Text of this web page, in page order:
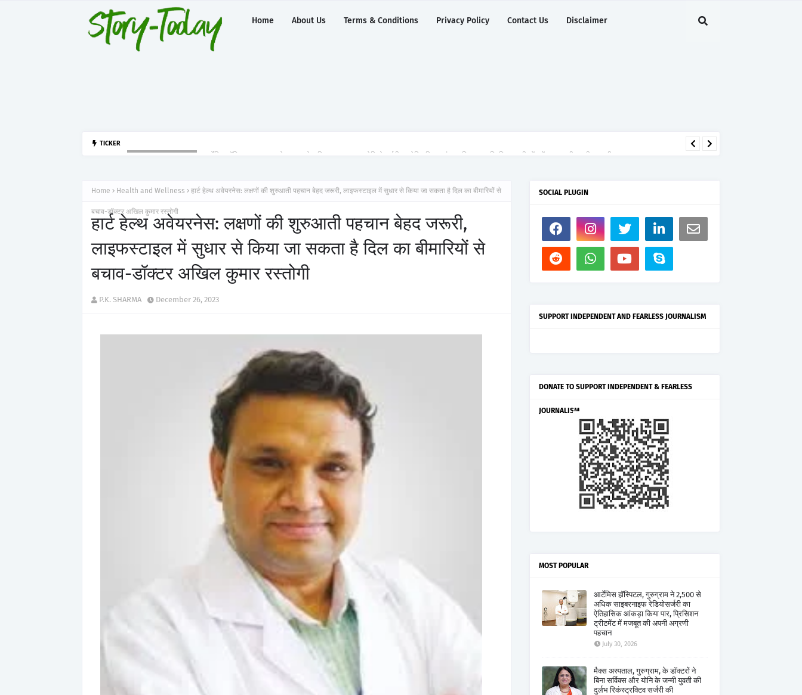
Home About Us Terms & Conditions Privacy Policy Contact Us Disclaimer
TICKER
Home Health and Wellness हार्ट हेल्थ अवेयरनेस: लक्षणों की शुरुआती पहचान बेहद जरूरी, लाइफस्टाइल में सुधार से किया जा सकता है दिल का बीमारियों से
बचाव-डॉक्टर अखिल कुमार रस्तोगी
हार्ट हेल्थ अवेयरनेस: लक्षणों की शुरुआती पहचान बेहद जरूरी,
लाइफस्टाइल में सुधार से किया जा सकता है दिल का बीमारियों से
बचाव-डॉक्टर अखिल कुमार रस्तोगी
P.K. SHARMA December 26, 2023
SOCIAL PLUGIN
SUPPORT INDEPENDENT AND FEARLESS JOURNALISM
DONATE TO SUPPORT INDEPENDENT & FEARLESS
JOURNALISM
MOST POPULAR
आर्टेमिस हॉस्पिटल, गुरुग्राम ने 2,500 से
अधिक साइबरनाइफ रेडियोसर्जरी का
ऐतिहासिक आंकड़ा किया पार, प्रिसिशन
ट्रीटमेंट में मजबूत की अपनी अग्रणी
पहचान
July 30, 2026
मैक्स अस्पताल, गुरुग्राम, के डॉक्टरों ने
बिना सर्विक्स और योनि के जन्मी युवती की
दुर्लभ रिकंस्ट्रक्टिव सर्जरी की